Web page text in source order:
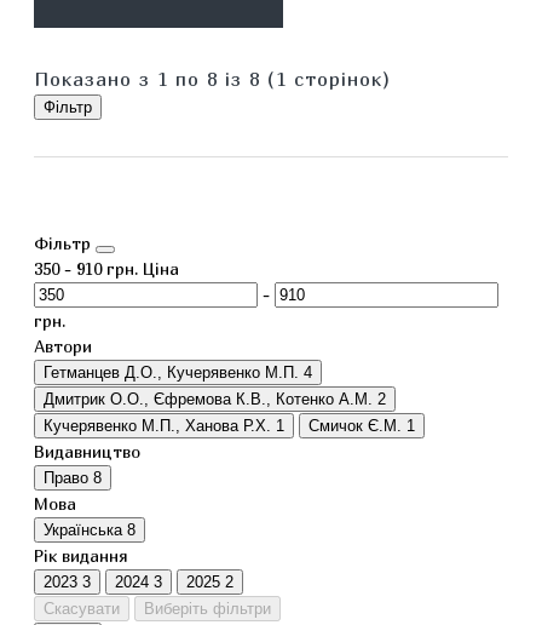
Показано з 1 по 8 із 8 (1 сторінок)
Фільтр
Фільтр
350- 910грн. Ціна
-
грн.
Автори
Гетманцев Д.О., Кучерявенко М.П. 4
Дмитрик О.О., Єфремова К.В., Котенко А.М. 2
Кучерявенко М.П., Ханова Р.Х. 1 Смичок Є.М. 1
Видавництво
Право 8
Мова
Українська 8
Рік видання
2023 3 2024 3 2025 2
Скасувати
Виберіть фільтри